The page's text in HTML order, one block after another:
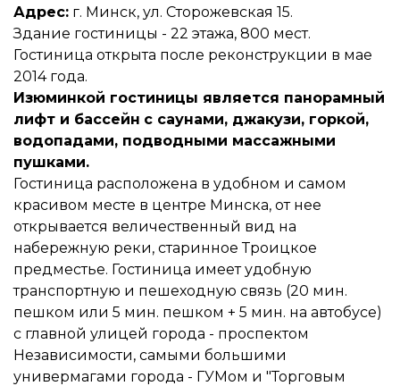
Адрес: г. Минск, ул. Сторожевская 15.
Здание гостиницы - 22 этажа, 800 мест.
Гостиница открыта после реконструкции в мае
2014 года.
Изюминкой гостиницы является панорамный
лифт и бассейн с саунами, джакузи, горкой,
водопадами, подводными массажными
пушками.
Гостиница расположена в удобном и самом
красивом месте в центре Минска, от нее
открывается величественный вид на
набережную реки, старинное Троицкое
предместье. Гостиница имеет удобную
транспортную и пешеходную связь (20 мин.
пешком или 5 мин. пешком + 5 мин. на автобусе)
с главной улицей города - проспектом
Независимости, самыми большими
универмагами города - ГУМом и "Торговым